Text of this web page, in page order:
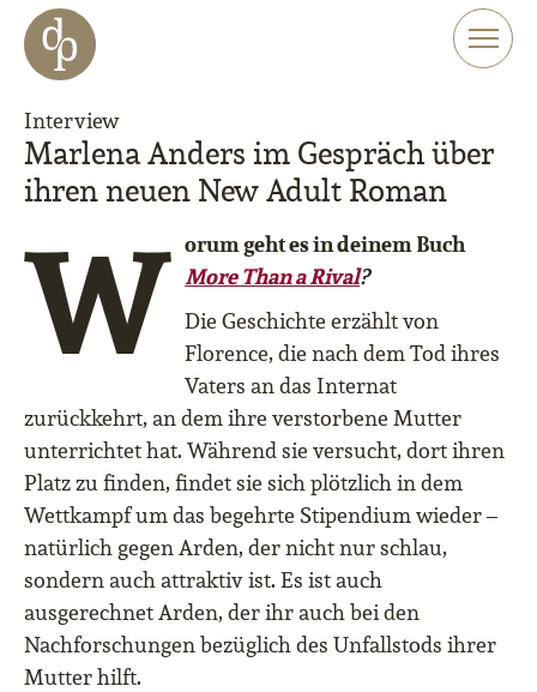
Zum Haupt-Inhalt springen
Zur Navigation springen
Zur Website-Suche springen
Interview
Marlena Anders im Gespräch über
ihren neuen New Adult Roman
W orum geht es in deinem Buch
More Than a Rival?
Die Geschichte erzählt von
Florence, die nach dem Tod ihres
Vaters an das Internat
zurückkehrt, an dem ihre verstorbene Mutter
unterrichtet hat. Während sie versucht, dort ihren
Platz zu finden, findet sie sich plötzlich in dem
Wettkampf um das begehrte Stipendium wieder –
natürlich gegen Arden, der nicht nur schlau,
sondern auch attraktiv ist. Es ist auch
ausgerechnet Arden, der ihr auch bei den
Nachforschungen bezüglich des Unfallstods ihrer
Mutter hilft.